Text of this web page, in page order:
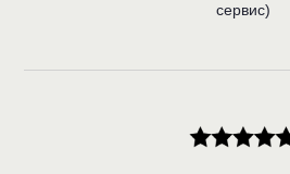
сервис)